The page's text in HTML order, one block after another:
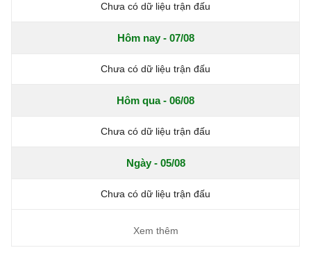
Chưa có dữ liệu trận đấu
Hôm nay - 07/08
Chưa có dữ liệu trận đấu
Hôm qua - 06/08
Chưa có dữ liệu trận đấu
Ngày - 05/08
Chưa có dữ liệu trận đấu
Xem thêm